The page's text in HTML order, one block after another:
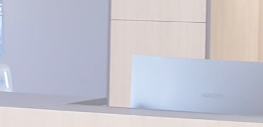
Devenir adhérent